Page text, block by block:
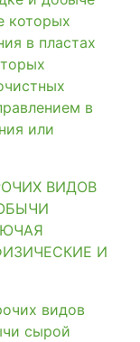
которых
в пластах
в
или
ВИДОВ
И
видов
сырой